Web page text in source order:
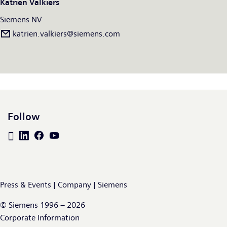
Katrien Valkiers
Siemens NV
katrien.valkiers@siemens.com
Follow
Press & Events | Company | Siemens
© Siemens 1996 – 2026
Corporate Information